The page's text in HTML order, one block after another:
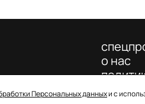
Персональных данныхи с
о нас